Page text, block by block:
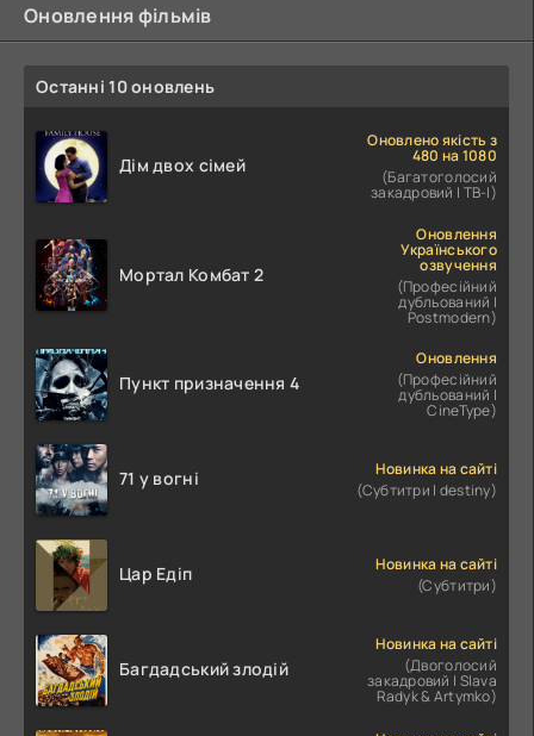
Оновлення фільмів
Останні 10 оновлень
Дім двох сімей
Оновлено якість з
480 на 1080
(Багатоголосий
закадровий | ТВ-І)
Мортал Комбат 2
Оновлення
Українського
озвучення
(Професійний
дубльований |
Postmodern)
Пункт призначення 4
Оновлення
(Професійний
дубльований |
CineType)
71 у вогні
Новинка на сайті
(Субтитри | destiny)
Цар Едіп
Новинка на сайті
(Субтитри)
Багдадський злодій
Новинка на сайті
(Двоголосий
закадровий | Slava
Radyk & Artymko)